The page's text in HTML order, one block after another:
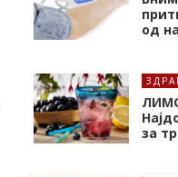
од
за